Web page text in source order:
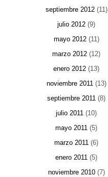
septiembre 2012(11)
julio 2012 (9)
mayo 2012(11)
marzo 2012 (12)
enero 2012 (13)
noviembre 2011(13)
septiembre 2011 (8)
julio 2011 (10)
mayo 2011 (5)
marzo 2011 (6)
enero 2011 (5)
noviembre 2010(7)